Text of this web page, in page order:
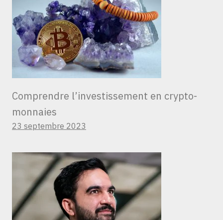
Comprendre l’investissement en crypto-
monnaies
23 septembre 2023